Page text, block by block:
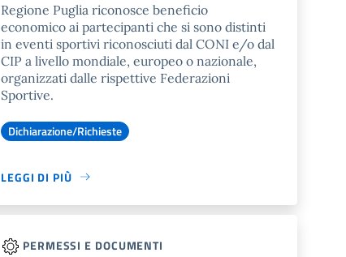
Regione Puglia riconosce beneficio
economico ai partecipanti che si sono distinti
in eventi sportivi riconosciuti dal CONI e/o dal
CIP a livello mondiale, europeo o nazionale,
organizzati dalle rispettive Federazioni
Sportive.
Dichiarazione/Richieste
LEGGI DI PIÙ
PERMESSI E DOCUMENTI